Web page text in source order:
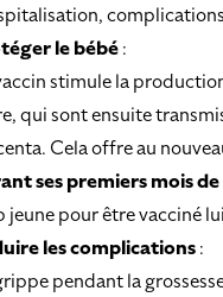
le bébé:
stimule la
qui sont ensuite
Cela offre au
ses premiers mois de
jeune pour être vacciné
les complications:
pendant la